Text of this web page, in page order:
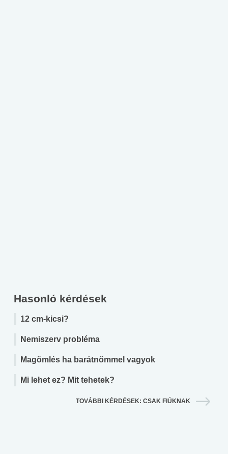
Hasonló kérdések
12 cm-kicsi?
Nemiszerv probléma
Magömlés ha barátnőmmel vagyok
Mi lehet ez? Mit tehetek?
TOVÁBBI KÉRDÉSEK: CSAK FIÚKNAK